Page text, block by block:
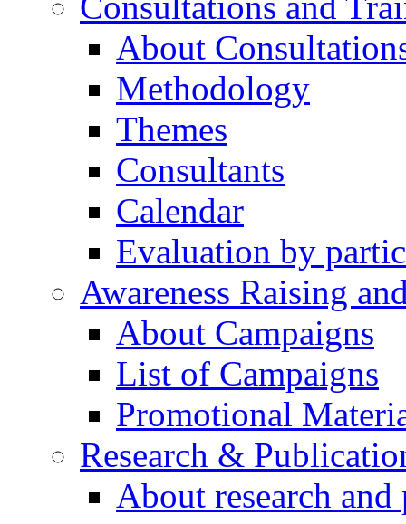
About
Methodology
Themes
Consultants
Calendar
Evaluation by
Awareness Raising
About Campaigns
List of Campaigns
Promotional
Research &
About research